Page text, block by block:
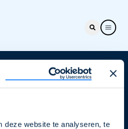
deze website te analyseren, te
nieuwsbrief.